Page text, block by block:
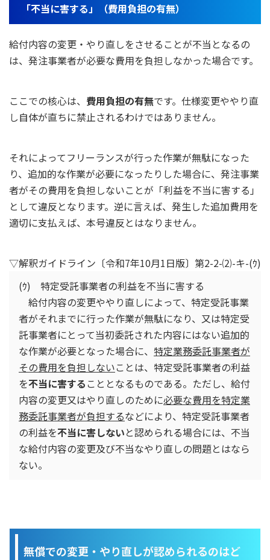
「不当に害する」（費用負担の有無）
給付内容の変更・やり直しをさせることが不当となるの
は、発注事業者が必要な費用を負担しなかった場合です。
ここでの核心は、 費用負担の有無です。仕様変更ややり直
し自体が直ちに禁止されるわけではありません。
それによってフリーランスが行った作業が無駄になった
り、追加的な作業が必要になったりした場合に、発注事業
者がその費用を負担しないことが「利益を不当に害する」
として違反となります。逆に言えば、発生した追加費用を
適切に支払えば、本号違反とはなりません。
▽解釈ガイドライン〔令和7年10月1日版〕第2-2-⑵-キ-(ｳ)
(ｳ) 特定受託事業者の利益を不当に害する
給付内容の変更ややり直しによって、特定受託事業
者がそれまでに行った作業が無駄になり、又は特定受
託事業者にとって当初委託された内容にはない追加的
な作業が必要となった場合に、 特定業務委託事業者が
その費用を負担しないことは、特定受託事業者の利益
を不当に害する こととなるものである。ただし、給付
内容の変更又はやり直しのために必要な費用を特定業
務委託事業者が負担するなどにより、特定受託事業者
の利益を不当に害しないと認められる場合には、不当
な給付内容の変更及び不当なやり直しの問題とはなら
ない。
無償での変更・やり直しが認められるのはど